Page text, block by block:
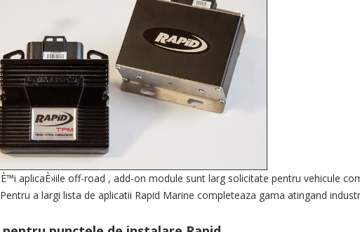
È™i aplicaÈ›iile off-road , add-on module sunt larg solicitate pentru vehicule
Pentru a largi lista de aplicatii Rapid Marine completeaza gama atingand